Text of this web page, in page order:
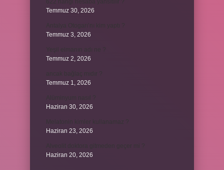
Temmuz 30, 2026
Temmuz 3, 2026
Temmuz 2, 2026
Temmuz 1, 2026
Haziran 30, 2026
Haziran 23, 2026
Haziran 20, 2026